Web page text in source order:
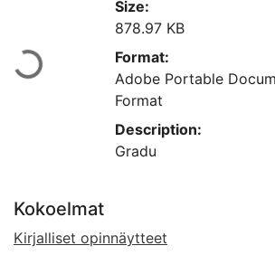
Ladataan...
Size:
878.97 KB
Format:
Adobe Portable
Format
Description:
Gradu
Kokoelmat
Kirjalliset opinnäytteet